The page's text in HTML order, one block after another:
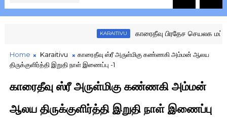
KARAITIVU காரைதீவு பிரதேச செயலக மட்ட
Home Karaitivu
காரைதீவு ஸ்ரீ அருள்மிகு கண்ணகி அம்மன் ஆலய
திருக்குளிர்த்தி இறுதி நாள் இணைப்பு -1
காரைதீவு ஸ்ரீ அருள்மிகு கண்ணகி அம்மன்
ஆலய திருக்குளிர்த்தி இறுதி நாள் இணைப்பு